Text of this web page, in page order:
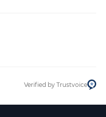
Verified by Trustvoice